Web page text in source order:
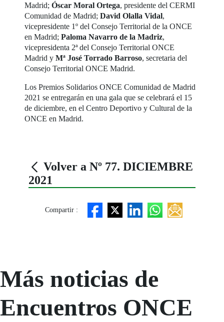
Madrid;Óscar Moral Ortega, presidente del CERMI
Comunidad de Madrid;David Olalla Vidal,
vicepresidente 1º del Consejo Territorial de la ONCE
en Madrid;Paloma Navarro de la Madriz,
vicepresidenta 2ª del Consejo Territorial ONCE
Madrid yMª José Torrado Barroso, secretaria del
Consejo Territorial ONCE Madrid.
Los Premios Solidarios ONCE Comunidad de Madrid
2021 se entregarán en una gala que se celebrará el 15
de diciembre, en el Centro Deportivo y Cultural de la
ONCE en Madrid.
Volver a Nº 77. DICIEMBRE
2021
Compartir :
Más noticias de
Encuentros ONCE